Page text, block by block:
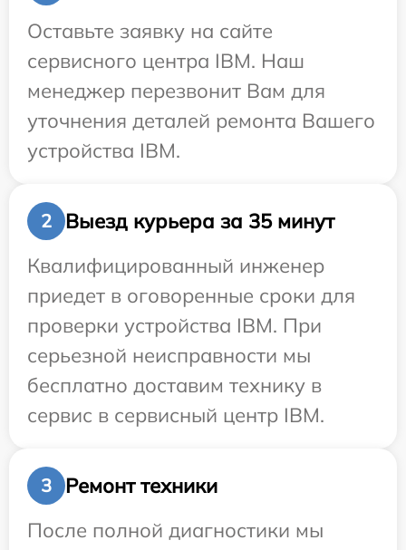
Оставьте заявку на сайте
сервисного центра IBM. Наш
менеджер перезвонит Вам для
уточнения деталей ремонта Вашего
устройства IBM.
2
Выезд курьера за 35 минут
Квалифицированный инженер
приедет в оговоренные сроки для
проверки устройства IBM. При
серьезной неисправности мы
бесплатно доставим технику в
сервис в сервисный центр IBM.
3
Ремонт техники
После полной диагностики мы